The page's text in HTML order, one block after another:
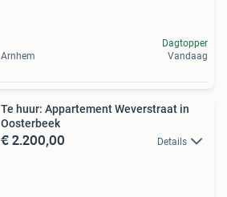
Arnhem
Dagtopper
Vandaag
Te huur: Appartement Weverstraat in
Oosterbeek
€ 2.200,00 Details